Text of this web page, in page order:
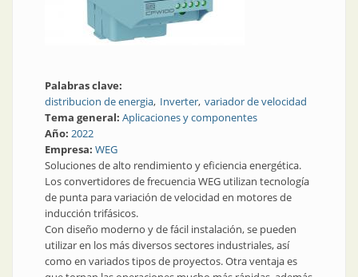
Palabras clave:
distribucion de energia Inverter variador de velocidad
Tema general: Aplicaciones y componentes
Año: 2022
Empresa: WEG
Soluciones de alto rendimiento y eficiencia energética.
Los convertidores de frecuencia WEG utilizan tecnología
de punta para variación de velocidad en motores de
inducción trifásicos.
Con diseño moderno y de fácil instalación, se pueden
utilizar en los más diversos sectores industriales, así
como en variados tipos de proyectos. Otra ventaja es